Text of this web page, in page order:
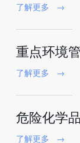
了解更多 →
重点环境
了解更多 →
危险化学
了解更多 →